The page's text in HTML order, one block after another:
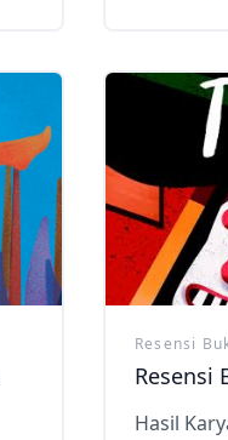
Resensi
Resensi
Hasil